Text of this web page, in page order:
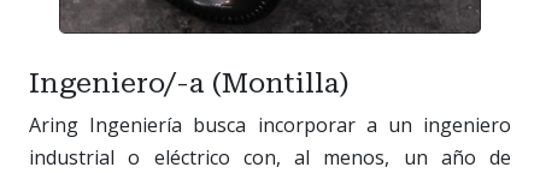
Ingeniero/-a (Montilla)
Aring Ingeniería busca incorporar a un ingeniero
industrial o eléctrico con, al menos, un año de